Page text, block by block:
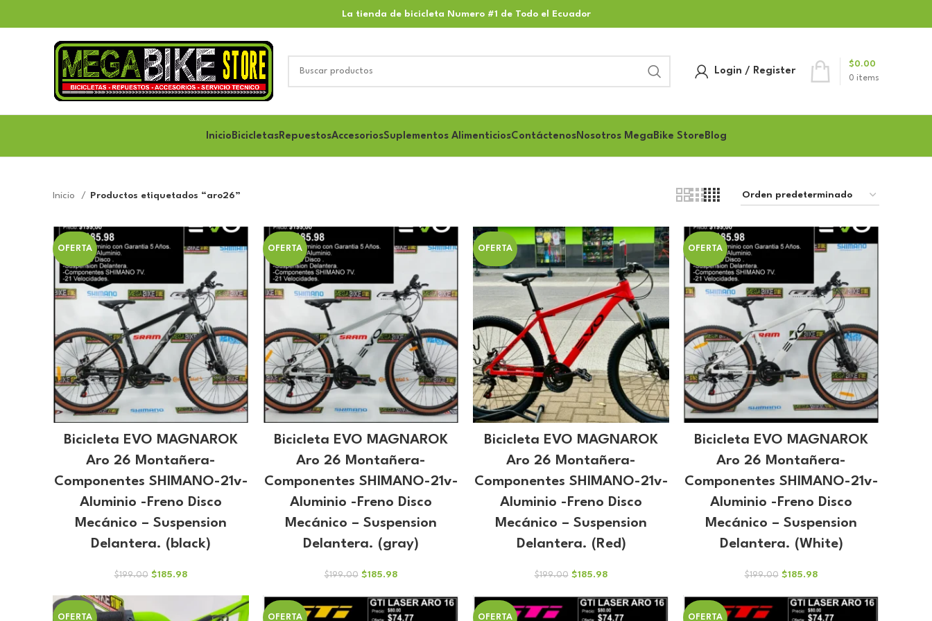
La tienda de bicicleta Numero #1 de Todo el Ecuador
Login / Register
0 items
$0.00
Inicio BicicletasRepuestosAccesoriosSuplementos AlimenticiosContáctenosNosotros MegaBike Store Blog
Inicio Productos etiquetados “aro26”
OFERTA
Bicicleta EVO MAGNAROK
Aro 26 Montañera-
Componentes SHIMANO-21v-
Aluminio -Freno Disco
Mecánico – Suspension
Delantera. (black)
$199.00 El
era:
$185.98El
OFERTA
Bicicleta EVO MAGNAROK
Aro 26 Montañera-
Componentes SHIMANO-21v-
Aluminio -Freno Disco
Mecánico – Suspension
Delantera. (gray)
$199.00 El
original
era:
$185.98El
actual
es:
OFERTA
Bicicleta EVO MAGNAROK
Aro 26 Montañera-
Componentes SHIMANO-21v-
Aluminio -Freno Disco
Mecánico – Suspension
Delantera. (Red)
$199.00 El
original
era:
$185.98El
actual
es:
OFERTA
Bicicleta EVO MAGNAROK
Aro 26 Montañera-
Componentes SHIMANO-21v-
Aluminio -Freno Disco
Mecánico – Suspension
Delantera. (White)
$199.00 El
original
era:
$185.98El
actual
es:
OFERTA OFERTA OFERTA OFERTA